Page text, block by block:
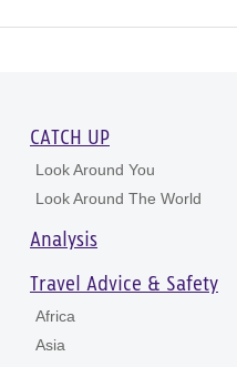
CATCH UP
Look Around You
Look Around The World
Analysis
Travel Advice & Safety
Africa
Asia